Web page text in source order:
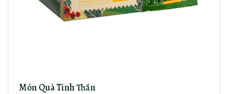
Món Quà Tinh Thần